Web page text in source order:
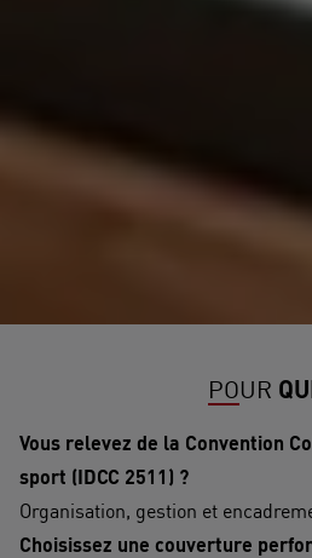
POUR
Vous relevez de la Convention
sport (IDCC 2511) ?
Organisation, gestion et
Choisissez une couverture